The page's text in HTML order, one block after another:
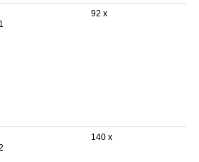
92 x
140 x